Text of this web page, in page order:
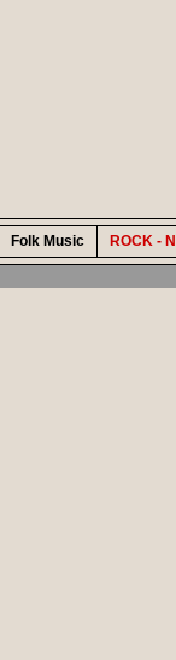
Folk Music ROCK -